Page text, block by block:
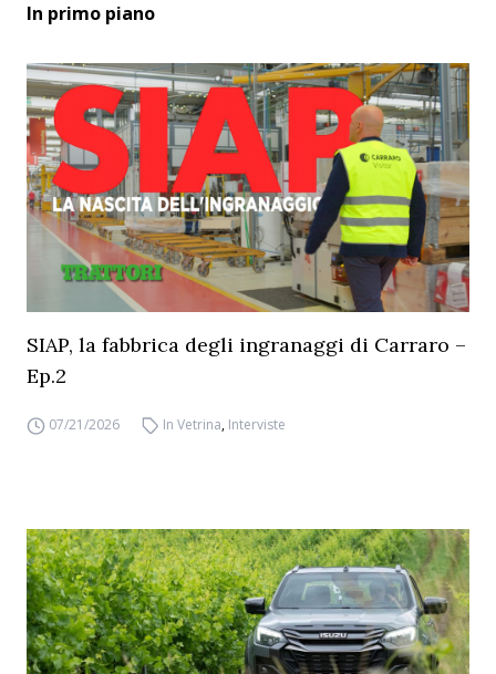
In primo piano
SIAP, la fabbrica degli ingranaggi di Carraro –
Ep.2
07/21/2026 In Vetrina, Interviste